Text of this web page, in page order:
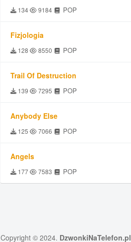
134 9184 POP
Fizjologia
128 8550 POP
Trail Of Destruction
139 7295 POP
Anybody Else
125 7066 POP
Angels
177 7583 POP
Copyright © 2024. DzwonkiNaTelefon.pl